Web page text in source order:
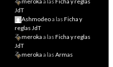
JdT
Ashmodeoa las Ficha y
reglas JdT
meroka a las Ficha y reglas
JdT
meroka a las Armas